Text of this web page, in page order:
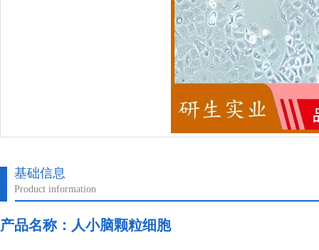
基础信息
Product information
产品名称： 人小脑颗粒细胞